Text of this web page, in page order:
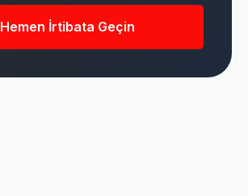
Hemen İrtibata Geçin